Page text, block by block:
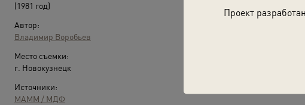
Проект
(1981 год)
Автор:
Владимир Воробьев
Место съемки:
г. Новокузнецк
Источники:
МАММ / МДФ